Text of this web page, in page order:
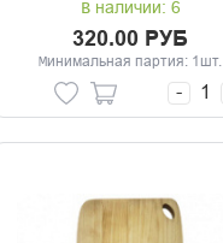
В наличии: 6
320.00 РУБ
Минимальная партия: 1шт.
-